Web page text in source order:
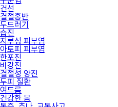
건선
결절홍반
두드러기
습진
지루성 피부염
아토피 피부염
한포진
비강진
결절성 양진
두피 질환
여드름
건강한 몸